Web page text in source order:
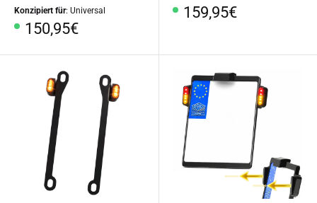
Konzipiert für: Universal
Sonderpreis
150,95€
Sonderpreis
159,95€